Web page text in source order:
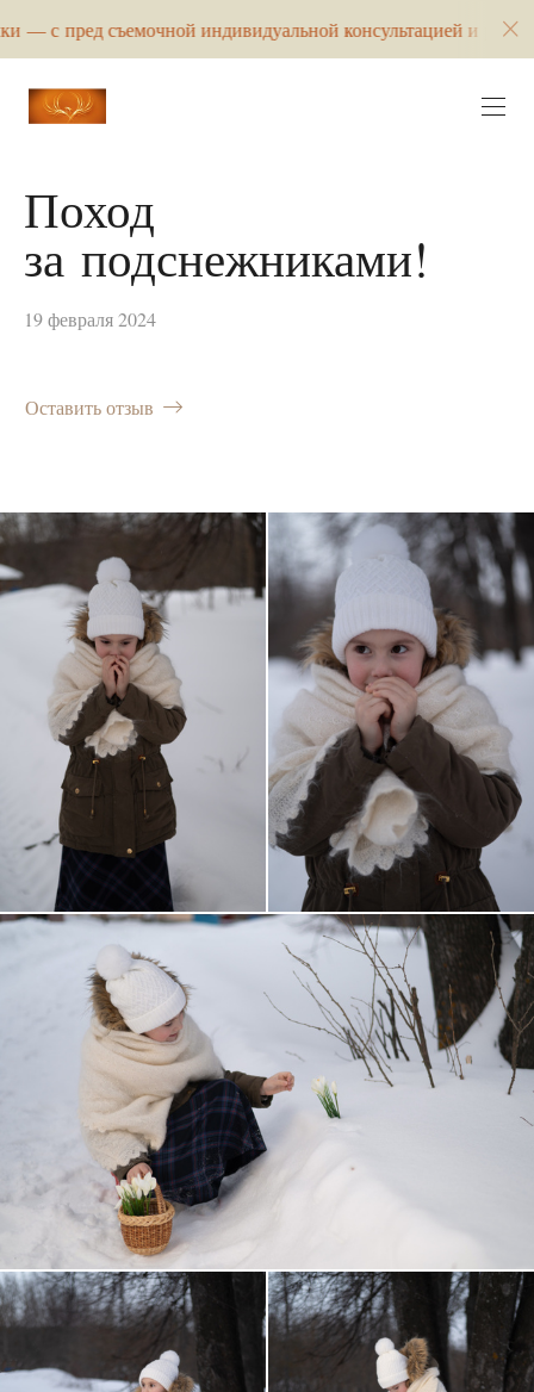
индивидуальной консультацией и разработкой
Поход
за подснежниками!
19 февраля 2024
Оставить отзыв